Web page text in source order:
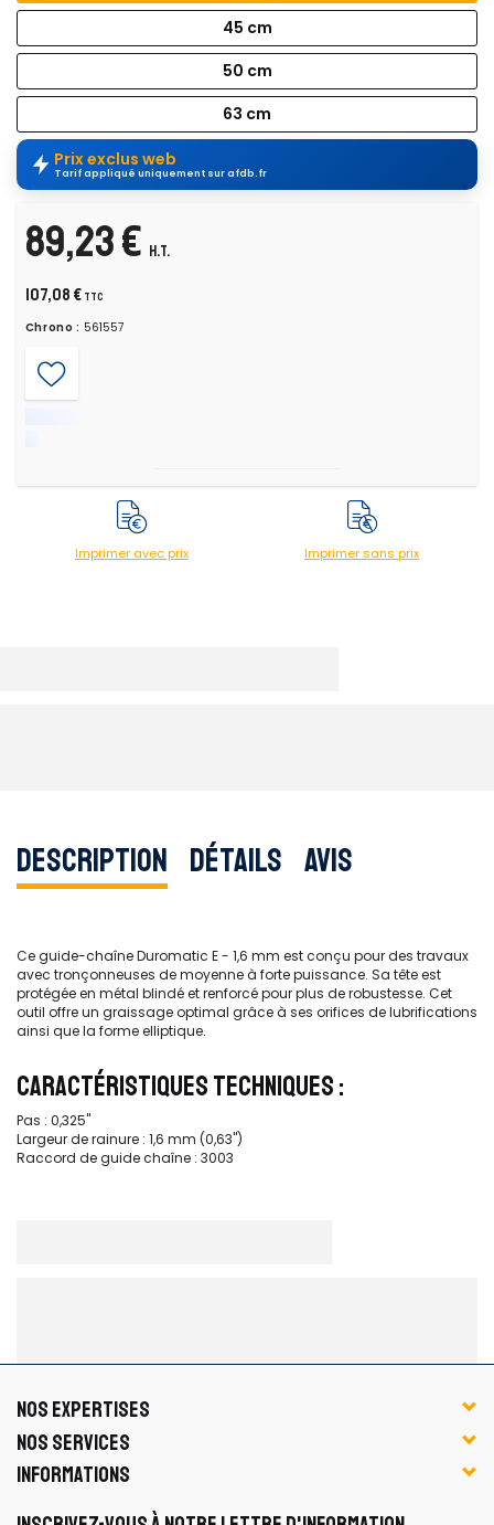
45 cm
50 cm
63 cm
Prix exclus web
Tarif appliqué uniquement sur afdb.fr
89,23 € H.T.
107,08 € TTC
Chrono : 561557
Imprimer avec prix Imprimer sans prix
Description Détails Avis
Ce guide-chaîne Duromatic E - 1,6 mm est conçu pour des travaux
avec tronçonneuses de moyenne à forte puissance. Sa tête est
protégée en métal blindé et renforcé pour plus de robustesse. Cet
outil offre un graissage optimal grâce à ses orifices de lubrifications
ainsi que la forme elliptique.
CARACTÉRISTIQUES TECHNIQUES :
Pas : 0,325''
Largeur de rainure : 1,6 mm (0,63'')
Raccord de guide chaîne : 3003
NOS EXPERTISES
NOS SERVICES
INFORMATIONS